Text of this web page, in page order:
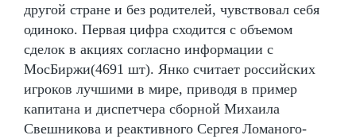
другой стране и без родителей, чувствовал себя
одиноко. Первая цифра сходится с объемом
сделок в акциях согласно информации с
МосБиржи(4691 шт). Янко считает российских
игроков лучшими в мире, приводя в пример
капитана и диспетчера сборной Михаила
Свешникова и реактивного Сергея Ломаного-